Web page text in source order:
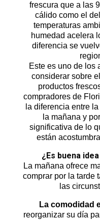
frescura que a las
cálido como el
temperaturas
humedad acelera
diferencia se
Este es uno de los
considerar sobre
productos
compradores de
la diferencia entre
la mañana y
significativa de lo
están
¿Es buena
La mañana ofrece
comprar por la tarde
las
La comodidad
reorganizar su día